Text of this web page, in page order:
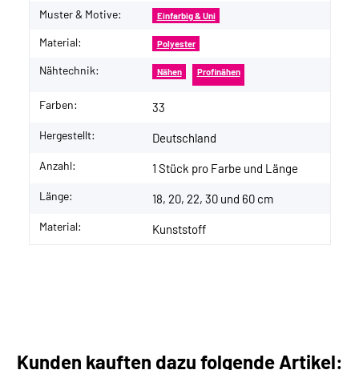
Muster & Motive: Einfarbig & Uni
Material: Polyester
Nähtechnik: Nähen Profinähen
Farben: 33
Hergestellt: Deutschland
Anzahl: 1 Stück pro Farbe und Länge
Länge: 18, 20, 22, 30 und 60 cm
Material: Kunststoff
Kunden kauften dazu folgende Artikel: